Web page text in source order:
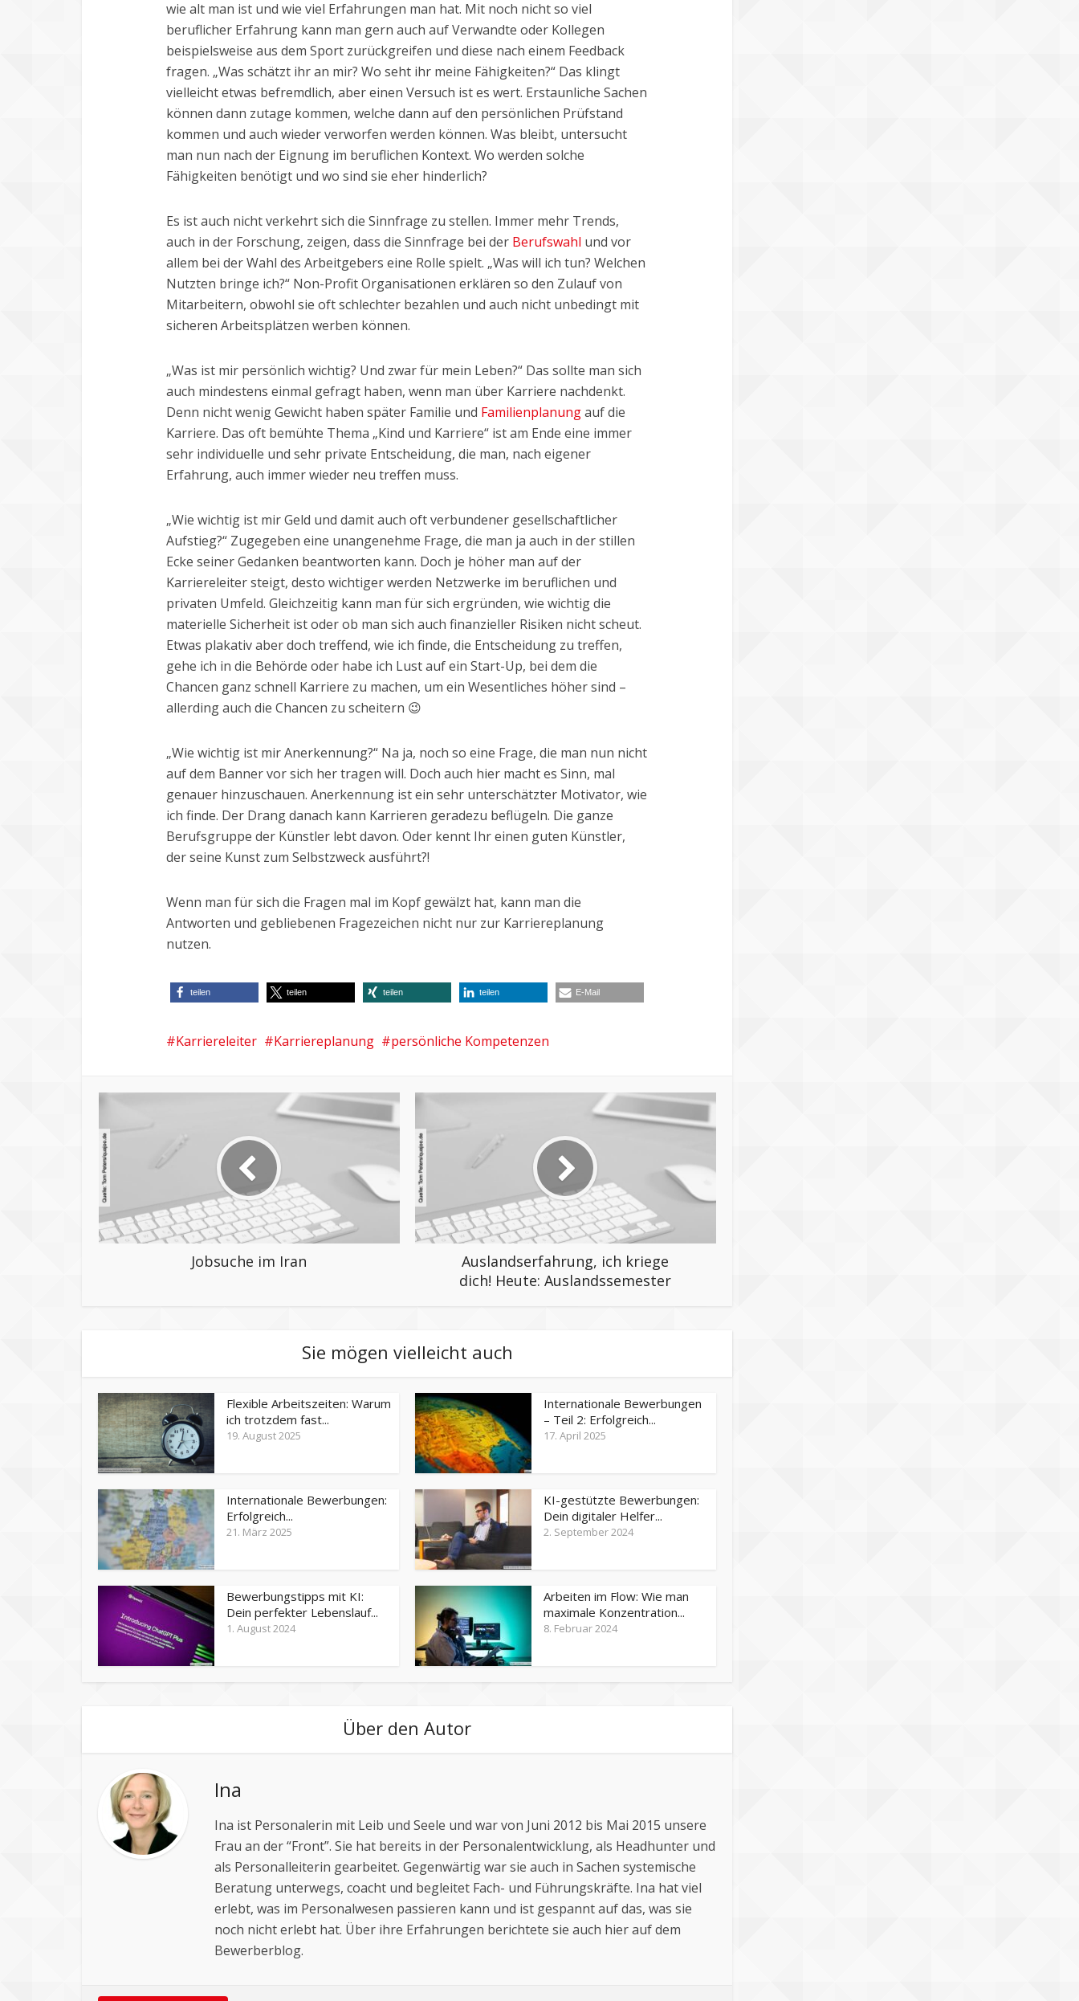
wie alt man ist und wie viel Erfahrungen man hat. Mit noch nicht so viel
beruflicher Erfahrung kann man gern auch auf Verwandte oder Kollegen
beispielsweise aus dem Sport zurückgreifen und diese nach einem Feedback
fragen. „Was schätzt ihr an mir? Wo seht ihr meine Fähigkeiten?“ Das klingt
vielleicht etwas befremdlich, aber einen Versuch ist es wert. Erstaunliche Sachen
können dann zutage kommen, welche dann auf den persönlichen Prüfstand
kommen und auch wieder verworfen werden können. Was bleibt, untersucht
man nun nach der Eignung im beruflichen Kontext. Wo werden solche
Fähigkeiten benötigt und wo sind sie eher hinderlich?
Es ist auch nicht verkehrt sich die Sinnfrage zu stellen. Immer mehr Trends,
auch in der Forschung, zeigen, dass die Sinnfrage bei der Berufswahl und vor
allem bei der Wahl des Arbeitgebers eine Rolle spielt. „Was will ich tun? Welchen
Nutzten bringe ich?“ Non-Profit Organisationen erklären so den Zulauf von
Mitarbeitern, obwohl sie oft schlechter bezahlen und auch nicht unbedingt mit
sicheren Arbeitsplätzen werben können.
„Was ist mir persönlich wichtig? Und zwar für mein Leben?“ Das sollte man sich
auch mindestens einmal gefragt haben, wenn man über Karriere nachdenkt.
Denn nicht wenig Gewicht haben später Familie und Familienplanungauf die
Karriere. Das oft bemühte Thema „Kind und Karriere“ ist am Ende eine immer
sehr individuelle und sehr private Entscheidung, die man, nach eigener
Erfahrung, auch immer wieder neu treffen muss.
„Wie wichtig ist mir Geld und damit auch oft verbundener gesellschaftlicher
Aufstieg?“ Zugegeben eine unangenehme Frage, die man ja auch in der stillen
Ecke seiner Gedanken beantworten kann. Doch je höher man auf der
Karriereleiter steigt, desto wichtiger werden Netzwerke im beruflichen und
privaten Umfeld. Gleichzeitig kann man für sich ergründen, wie wichtig die
materielle Sicherheit ist oder ob man sich auch finanzieller Risiken nicht scheut.
Etwas plakativ aber doch treffend, wie ich finde, die Entscheidung zu treffen,
gehe ich in die Behörde oder habe ich Lust auf ein Start-Up, bei dem die
Chancen ganz schnell Karriere zu machen, um ein Wesentliches höher sind –
allerding auch die Chancen zu scheitern 😉
„Wie wichtig ist mir Anerkennung?“ Na ja, noch so eine Frage, die man nun nicht
auf dem Banner vor sich her tragen will. Doch auch hier macht es Sinn, mal
genauer hinzuschauen. Anerkennung ist ein sehr unterschätzter Motivator, wie
ich finde. Der Drang danach kann Karrieren geradezu beflügeln. Die ganze
Berufsgruppe der Künstler lebt davon. Oder kennt Ihr einen guten Künstler,
der seine Kunst zum Selbstzweck ausführt?!
Wenn man für sich die Fragen mal im Kopf gewälzt hat, kann man die
Antworten und gebliebenen Fragezeichen nicht nur zur Karriereplanung
nutzen.
teilen teilen teilen teilen E-Mail
Karriereleiter Karriereplanung persönliche Kompetenzen
Jobsuche im Iran
Auslandserfahrung, ich kriege
dich! Heute: Auslandssemester
Sie mögen vielleicht auch
Flexible Arbeitszeiten: Warum
ich trotzdem fast...
19. August 2025
Internationale Bewerbungen
– Teil 2: Erfolgreich...
17. April 2025
Internationale Bewerbungen:
Erfolgreich...
21. März 2025
KI-gestützte Bewerbungen:
Dein digitaler Helfer...
2. September 2024
Bewerbungstipps mit KI:
Dein perfekter Lebenslauf...
1. August 2024
Arbeiten im Flow: Wie man
maximale Konzentration...
8. Februar 2024
Über den Autor
Ina
Ina ist Personalerin mit Leib und Seele und war von Juni 2012 bis Mai 2015 unsere
Frau an der “Front”. Sie hat bereits in der Personalentwicklung, als Headhunter und
als Personalleiterin gearbeitet. Gegenwärtig war sie auch in Sachen systemische
Beratung unterwegs, coacht und begleitet Fach- und Führungskräfte. Ina hat viel
erlebt, was im Personalwesen passieren kann und ist gespannt auf das, was sie
noch nicht erlebt hat. Über ihre Erfahrungen berichtete sie auch hier auf dem
Bewerberblog.